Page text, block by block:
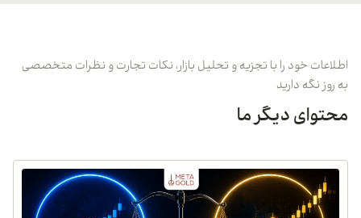
اطلاعات خود را با تجزیه و تحلیل بازار، نکات تجارت و نظرات متخصصی
به روز نگه دارید
محتوای دیگر ما